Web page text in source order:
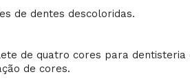
de dentes descoloridas.
de quatro cores para dentisteria
de cores.